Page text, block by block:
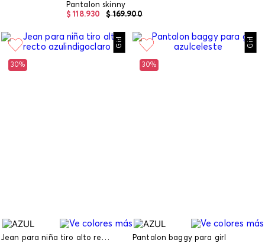
Pantalon skinny
$ 169.900
$ 118.930
Girl
30%
Jean para niña tiro alto recto
Girl
30%
Pantalon baggy para girl